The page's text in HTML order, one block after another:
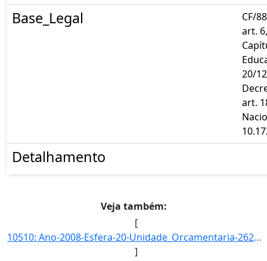
Base_Legal
CF/
art.
20/
art.
Detalhamento
Veja também:
[
10510: Ano-2008-Esfera-20-Unidade_Orcamentaria-26270-Funcao-12-SubFuncao-302-Programa-1073-Acao-4086-Locali]
]